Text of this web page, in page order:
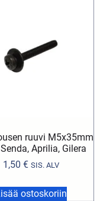
ruuvi M5x35mm
Aprilia, Gilera
1,50 € SIS. ALV
ostoskoriin